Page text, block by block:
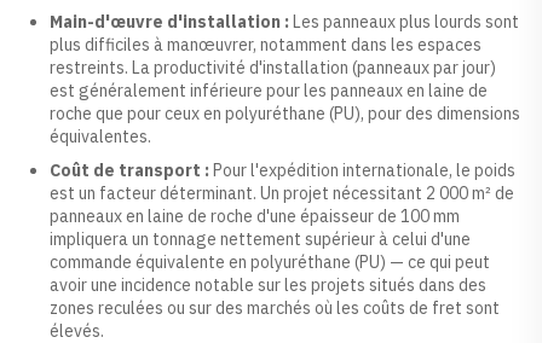
Main-d'œuvre d'installation : Les panneaux plus lourds sont
plus difficiles à manœuvrer, notamment dans les espaces
restreints. La productivité d'installation (panneaux par jour)
est généralement inférieure pour les panneaux en laine de
roche que pour ceux en polyuréthane (PU), pour des dimensions
équivalentes.
Coût de transport : Pour l'expédition internationale, le poids
est un facteur déterminant. Un projet nécessitant 2 000 m² de
panneaux en laine de roche d'une épaisseur de 100 mm
impliquera un tonnage nettement supérieur à celui d'une
commande équivalente en polyuréthane (PU) — ce qui peut
avoir une incidence notable sur les projets situés dans des
zones reculées ou sur des marchés où les coûts de fret sont
élevés.